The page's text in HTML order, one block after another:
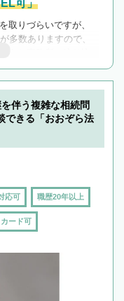
可」
取りづらいですが、
多数ありますので、
うな事務所に絞り込
件
伴う複雑な相続問
できる「おおぞら法
応可 職歴20年以上
ード可